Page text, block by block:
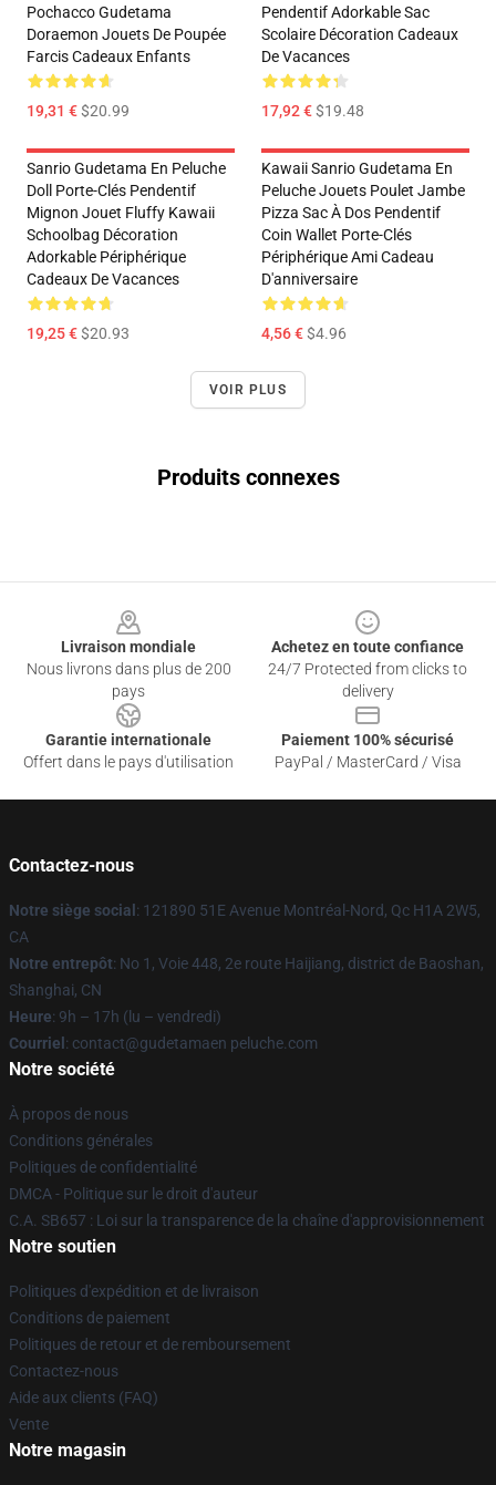
Pochacco Gudetama
Doraemon Jouets De Poupée
Farcis Cadeaux Enfants
19,31 €$20.99
Pendentif Adorkable Sac
Scolaire Décoration Cadeaux
De Vacances
17,92 €$19.48
Sanrio Gudetama En Peluche
Doll Porte-Clés Pendentif
Mignon Jouet Fluffy Kawaii
Schoolbag Décoration
Adorkable Périphérique
Cadeaux De Vacances
19,25 €$20.93
Kawaii Sanrio Gudetama En
Peluche Jouets Poulet Jambe
Pizza Sac À Dos Pendentif
Coin Wallet Porte-Clés
Périphérique Ami Cadeau
D'anniversaire
4,56 €$4.96
VOIR PLUS
Produits connexes
Livraison mondiale
Nous livrons dans plus de 200
pays
Achetez en toute confiance
24/7 Protected from clicks to
delivery
Garantie internationale
Offert dans le pays d'utilisation
Paiement 100% sécurisé
PayPal / MasterCard / Visa
Contactez-nous
Notre siège social : 121890 51E Avenue Montréal-Nord, Qc H1A 2W5,
CA
Notre entrepôt: No 1, Voie 448, 2e route Haijiang, district de Baoshan,
Shanghai, CN
Heure: 9h – 17h (lu – vendredi)
Courriel : contact@gudetamaen peluche.com
Notre société
À propos de nous
Conditions générales
Politiques de confidentialité
DMCA - Politique sur le droit d'auteur
C.A. SB657 : Loi sur la transparence de la chaîne d'approvisionnement
Notre soutien
Politiques d'expédition et de livraison
Conditions de paiement
Politiques de retour et de remboursement
Contactez-nous
Aide aux clients (FAQ)
Vente
Notre magasin